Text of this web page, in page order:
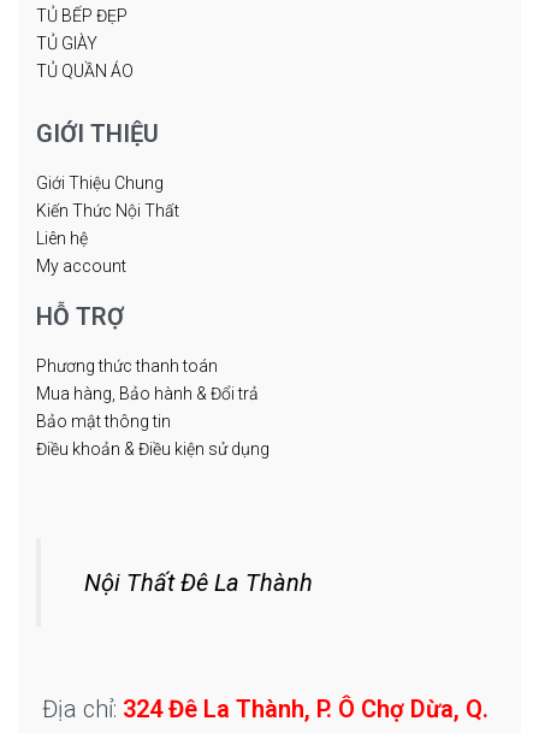
TỦ BẾP ĐẸP
TỦ GIÀY
TỦ QUẦN ÁO
GIỚI THIỆU
Giới Thiệu Chung
Kiến Thức Nội Thất
Liên hệ
My account
HỖ TRỢ
Phương thức thanh toán
Mua hàng, Bảo hành & Đổi trả
Bảo mật thông tin
Điều khoản & Điều kiện sử dụng
Nội Thất Đê La Thành
Địa chỉ: 324 Đê La Thành, P. Ô Chợ Dừa, Q.